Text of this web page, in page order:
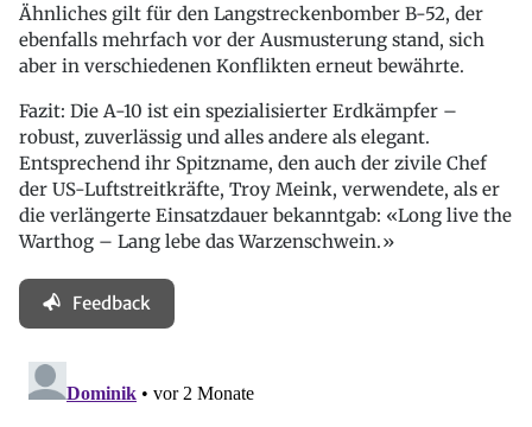
Ähnliches gilt für den Langstreckenbomber B-52, der
ebenfalls mehrfach vor der Ausmusterung stand, sich
aber in verschiedenen Konflikten erneut bewährte.
Fazit: Die A-10 ist ein spezialisierter Erdkämpfer –
robust, zuverlässig und alles andere als elegant.
Entsprechend ihr Spitzname, den auch der zivile Chef
der US-Luftstreitkräfte, Troy Meink, verwendete, als er
die verlängerte Einsatzdauer bekanntgab: «Long live the
Warthog – Lang lebe das Warzenschwein.»
Feedback